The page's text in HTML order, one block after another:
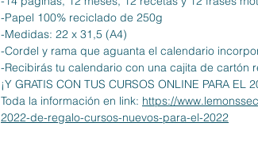
-Papel 100% reciclado de 250g
-Medidas: 22 x 31,5 (A4)
-Cordel y rama que aguanta el calendario
-Recibirás tu calendario con una cajita de cartón
¡Y GRATIS CON TUS CURSOS ONLINE PARA EL
Toda la información en link: https://
2022-de-regalo-cursos-nuevos-para-el-2022